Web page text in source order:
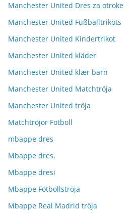
Manchester United Dres za otroke
Manchester United Fußballtrikots
Manchester United Kindertrikot
Manchester United kläder
Manchester United klær barn
Manchester United Matchtröja
Manchester United tröja
Matchtröjor Fotboll
mbappe dres
Mbappe dres.
Mbappe dresi
Mbappe Fotbollströja
Mbappe Real Madrid tröja